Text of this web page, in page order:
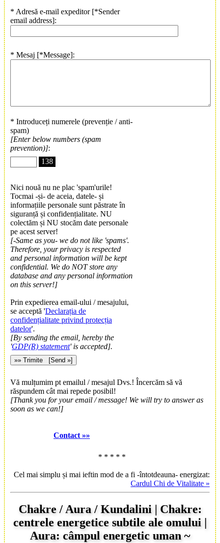
* Adresă e-mail expeditor [*Sender
email address]:
* Mesaj [*Message]:
* Introduceți numerele (prevenție / anti-
spam)
[Enter below numbers (spam
prevention)]:
138
Nici nouă nu ne plac 'spam'urile!
Tocmai -și- de aceia, datele- și
informațiile personale sunt păstrate în
siguranță și confidențialitate. NU
colectăm și NU stocăm date personale
pe acest server!
[-Same as you- we do not like 'spams'.
Therefore, your privacy is respected
and personal information will be kept
confidential. We do NOT store any
database and any personal information
on this server!]
Prin expedierea email-ului / mesajului,
se acceptă 'Declarația de
confidențialitate privind protecția
datelor'.
[By sending the email, hereby the
'GDP(R) statement' is accepted].
Vă mulțumim pt emailul / mesajul Dvs.! Încercăm să vă
răspundem cât mai repede posibil!
[Thank you for your email / message! We will try to answer as
soon as we can!]
Contact »»
* * * * *
Cel mai simplu și mai ieftin mod de a fi -întotdeauna- energizat:
Cardul Chi de Vitalitate »
Chakre / Aura / Kundalini | Chakre:
centrele energetice subtile ale omului |
Aura: câmpul energetic uman ~